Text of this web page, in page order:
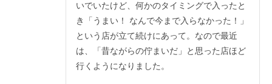
いでいたけど、何かのタイミングで入ったと
き「うまい！ なんで今まで入らなかった！」
という店が立て続けにあって。なので最近
は、「昔ながらの佇まいだ」と思った店ほど
行くようになりました。